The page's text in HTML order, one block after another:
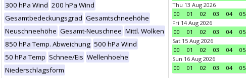
300 hPa Wind 200 hPa Wind
Gesamtbedeckungsgrad Gesamtschneehöhe
Neuschneehöhe Gesamt-Neuschnee Mittl. Wolken
850 hPa Temp. Abweichung 500 hPa Wind
50 hPa Temp Schnee/Eis Wellenhoehe
Niederschlagsform
Thu 13 Aug 2026
00
01 02 03 04 05
Fri 14 Aug 2026
00
01 02 03 04 05
Sat 15 Aug 2026
00
01 02 03 04 05
Sun 16 Aug 2026
00
01 02 03 04 05